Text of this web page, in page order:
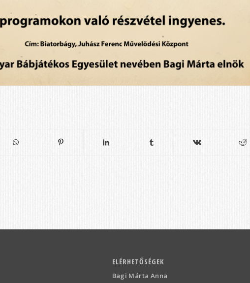
ELÉRHETŐSÉGEK
Bagi Márta Anna